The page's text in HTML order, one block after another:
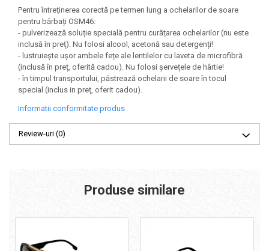
Pentru întreținerea corectă pe termen lung a ochelarilor de soare
pentru bărbați OSM46:
- pulverizează soluție specială pentru curățarea ochelarilor (nu este
inclusă în preț). Nu folosi alcool, acetonă sau detergenți!
- lustruiește ușor ambele fețe ale lentilelor cu laveta de microfibră
(inclusă în preț, oferită cadou). Nu folosi șervețele de hârtie!
- în timpul transportului, păstrează ochelarii de soare în tocul
special (inclus in preț, oferit cadou).
Informatii conformitate produs
Review-uri (0)
Produse similare